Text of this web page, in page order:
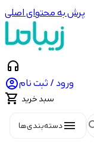
پرش به محتوای اصلی
headphones
ورود / ثبت نام
 سبد خرید
menuدسته‌بندی‌ها